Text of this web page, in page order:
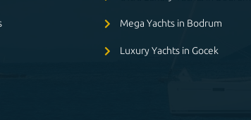
Mega Yachts in Bodrum
Luxury Yachts in Gocek